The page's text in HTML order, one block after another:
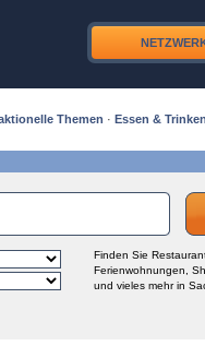
Themen · Essen &
Finden Sie
Ferienwohnungen,
und vieles mehr in